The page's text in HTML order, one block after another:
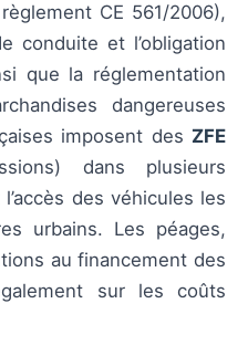
CE 561/2006),
conduite et l’obligation
que la réglementation
dangereuses
imposent des ZFE
dans plusieurs
des véhicules les
urbains. Les péages,
au financement des
sur les coûts